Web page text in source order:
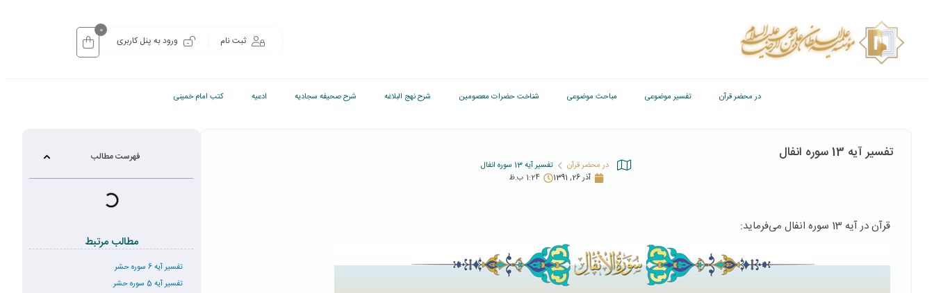
ثبت نام ورود به پنل کاربری
0
در محضر قرآن تفسیر موضوعی مباحث موضوعی شناخت حضرات معصومین شرح نهج البلاغه شرح صحیفه سجادیه ادعیه کتب امام خمینی
تفسیر آیه 13 سوره انفال
در محضر قرآن
تفسیر آیه 13 سوره انفال
آذر 26, 1391
1:24 ب.ظ
قرآن در آیه 13 سوره انفال می‌فرماید:
فهرست مطالب
مطالب مرتبط
تفسیر آیه 6 سوره حشر
تفسیر آیه 5 سوره حشر